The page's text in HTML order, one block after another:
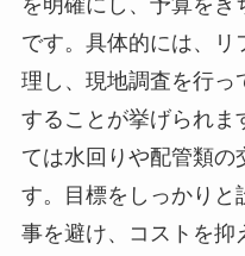
です。具体的には、リ
理し、現地調査を行っ
することが挙げられま
ては水回りや配管類の
す。目標をしっかりと
事を避け、コストを抑